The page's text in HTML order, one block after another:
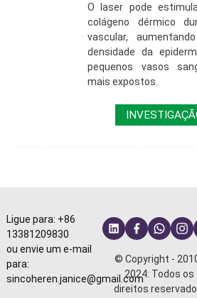
O laser pode
colágeno dérmico
vascular,
densidade da
pequenos vasos
mais expostos.
Ligue para: +86
13381209830
ou envie um e-mail
para:
sincoheren.janice@gmail.com
© Copyright -
2024: Todos os
direitos